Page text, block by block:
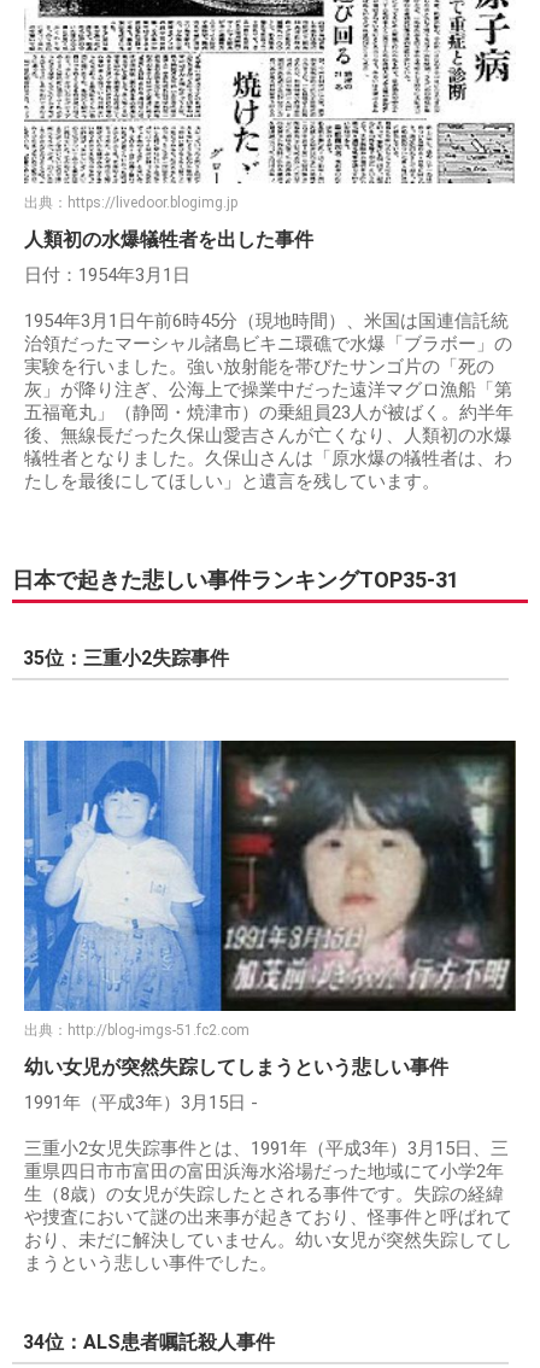
出典： https://livedoor.blogimg.jp
人類初の水爆犠牲者を出した事件
日付：1954年3月1日
1954年3月1日午前6時45分（現地時間）、米国は国連信託統
治領だったマーシャル諸島ビキニ環礁で水爆「ブラボー」の
実験を行いました。強い放射能を帯びたサンゴ片の「死の
灰」が降り注ぎ、公海上で操業中だった遠洋マグロ漁船「第
五福竜丸」（静岡・焼津市）の乗組員23人が被ばく。約半年
後、無線長だった久保山愛吉さんが亡くなり、人類初の水爆
犠牲者となりました。久保山さんは「原水爆の犠牲者は、わ
たしを最後にしてほしい」と遺言を残しています。
日本で起きた悲しい事件ランキングTOP35-31
35位：三重小2失踪事件
出典： http://blog-imgs-51.fc2.com
幼い女児が突然失踪してしまうという悲しい事件
1991年（平成3年）3月15日 -
三重小2女児失踪事件とは、1991年（平成3年）3月15日、三
重県四日市市富田の富田浜海水浴場だった地域にて小学2年
生（8歳）の女児が失踪したとされる事件です。失踪の経緯
や捜査において謎の出来事が起きており、怪事件と呼ばれて
おり、未だに解決していません。幼い女児が突然失踪してし
まうという悲しい事件でした。
34位：ALS患者嘱託殺人事件